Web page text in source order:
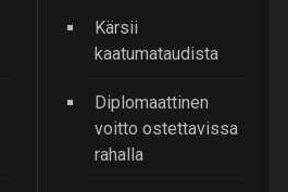
Kärsii
kaatumataudista
Diplomaattinen
voitto ostettavissa
rahalla